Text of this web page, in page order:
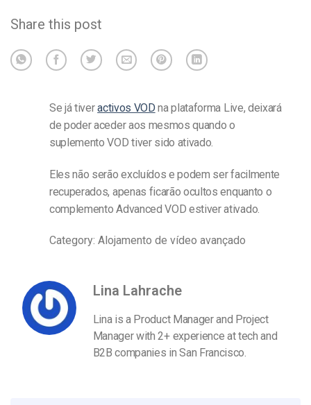
Share this post
Se já tiveractivos VOD na plataforma Live, deixará
de poder aceder aos mesmos quando o
suplemento VOD tiver sido ativado.
Eles não serão excluídos e podem ser facilmente
recuperados, apenas ficarão ocultos enquanto o
complemento Advanced VOD estiver ativado.
Category: Alojamento de vídeo avançado
Lina Lahrache
Lina is a Product Manager and Project
Manager with 2+ experience at tech and
B2B companies in San Francisco.